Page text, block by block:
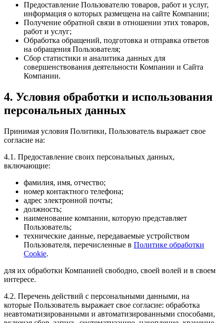
Предоставление Пользователю товаров, работ и услуг,
информация о которых размещена на сайте Компании;
Получение обратной связи в отношении этих товаров,
работ и услуг;
Обработка обращений, подготовка и отправка ответов
на обращения Пользователя;
Сбор статистики и аналитика данных для
совершенствования деятельности Компании и Сайта
Компании.
4. Условия обработки и использования
персональных данных
Принимая условия Политики, Пользователь выражает свое
согласие на:
4.1. Предоставление своих персональных данных,
включающие:
фамилия, имя, отчество;
номер контактного телефона;
адрес электронной почты;
должность;
наименование компании, которую представляет
Пользователь;
технические данные, передаваемые устройством
Пользователя, перечисленные в Политике обработки
Cookie.
для их обработки Компанией свободно, своей волей и в своем
интересе.
4.2. Перечень действий с персональными данными, на
которые Пользователь выражает свое согласие: обработка
неавтоматизированными и автоматизированными способами,